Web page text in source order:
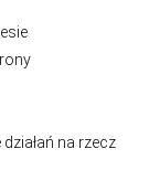
na rzecz